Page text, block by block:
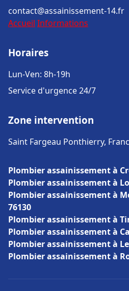
contact@assainissement-14.fr
Accueil Informations
Horaires
Lun-Ven: 8h-19h
Service d'urgence 24/7
Zone intervention
Saint Fargeau Ponthierry,
Plombier assainissement à
Plombier assainissement à
Plombier assainissement à
76130
Plombier assainissement à
Plombier assainissement à
Plombier assainissement à
Plombier assainissement à